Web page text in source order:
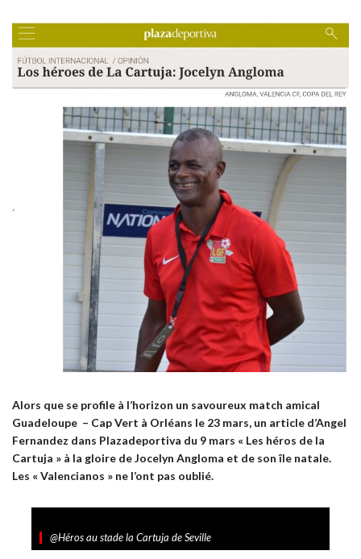
Alors que se profile à l’horizon un savoureux match amical
Guadeloupe – Cap Vert à Orléans le 23 mars, un article d’Angel
Fernandez dans Plazadeportiva du 9 mars « Les héros de la
Cartuja » à la gloire de Jocelyn Angloma et de son île natale.
Les « Valencianos » ne l’ont pas oublié.
@Héros au stade la Cartuja de Seville